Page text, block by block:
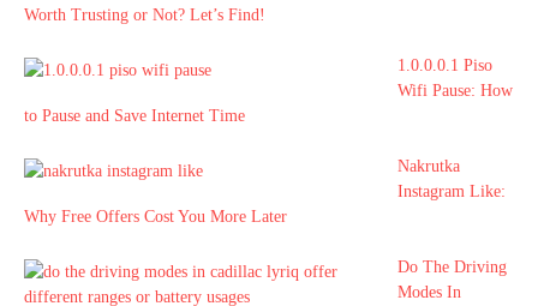
Worth Trusting or Not? Let’s Find!
1.0.0.0.1 Piso
Wifi Pause: How
to Pause and Save Internet Time
Nakrutka
Instagram Like:
Why Free Offers Cost You More Later
Do The Driving
Modes In